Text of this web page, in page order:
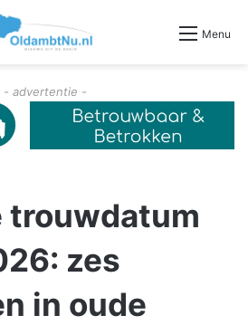
Menu
- advertentie -
trouwdatum
zes
in oude